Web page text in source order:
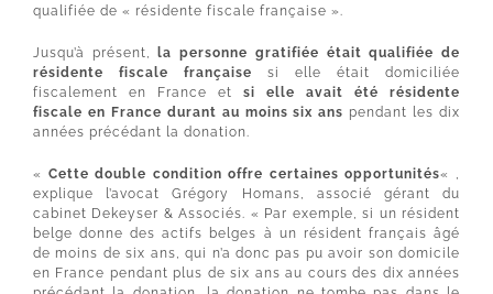
qualifiée de « résidente fiscale française ».
Jusqu’à présent,la personne gratifiée était qualifiée de
résidente fiscale française si elle était domiciliée
fiscalement en France et si elle avait été résidente
fiscale en France durant au moins six ans pendant les dix
années précédant la donation.
« Cette double condition offre certaines opportunités« ,
explique l’avocat Grégory Homans, associé gérant du
cabinet Dekeyser & Associés. « Par exemple, si un résident
belge donne des actifs belges à un résident français âgé
de moins de six ans, qui n’a donc pas pu avoir son domicile
en France pendant plus de six ans au cours des dix années